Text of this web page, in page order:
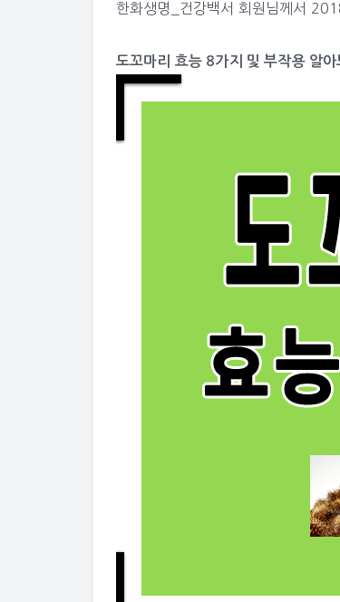
한화생명_건강백서 회원님께서
도꼬마리 효능 8가지 및 부작용 알아